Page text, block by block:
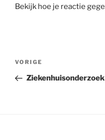
Bekijk hoe je reactie
Bericht
Vorig
bericht
VORIGE